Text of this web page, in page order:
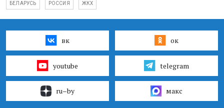
БЕЛАРУСЬ РОССИЯ ЖКХ
вк ок
youtube telegram
ru–by макс